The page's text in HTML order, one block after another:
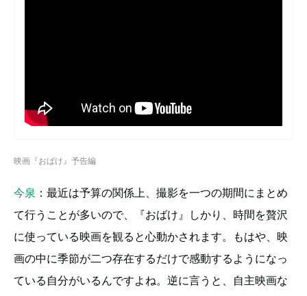
映画『おばけ』予告編
今泉 ：最近は予算の関係上、撮影を一つの期間にまとめ
て行うことが多いので、『おばけ』しかり、時間を贅沢
に使っている映画を観ると心動かされます。もはや、映
画の中に季節が二つ存在するだけで感動するようになっ
ている自分がいるんですよね。逆に言うと、自主映画な